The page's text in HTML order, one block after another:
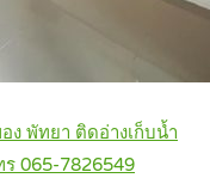
ง พัทยา ติดอ่างเก็บน้ำ
ร 065-7826549